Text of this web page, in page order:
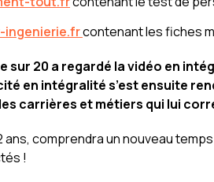
ingenierie.frcontenant les fiches
sur 20 a regardé la vidéo en
en intégralité s’est ensuite
carrières et métiers qui lui
ans, comprendra un nouveau
!